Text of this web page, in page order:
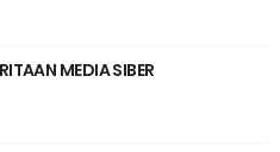
MEDIA SIBER